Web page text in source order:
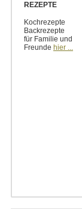
REZEPTE
Kochrezepte
Backrezepte
für Familie und
Freunde hier ...